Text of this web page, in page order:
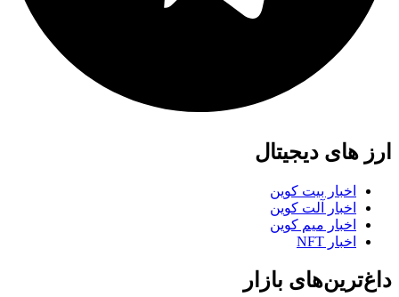
ارز های دیجیتال
اخبار بیت کوین
اخبار آلت کوین
اخبار میم کوین
اخبار NFT
داغ‌ترین‌های بازار